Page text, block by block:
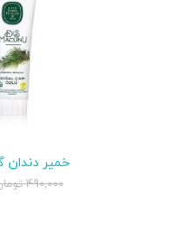
خمیر
عصاره میوه
490,000